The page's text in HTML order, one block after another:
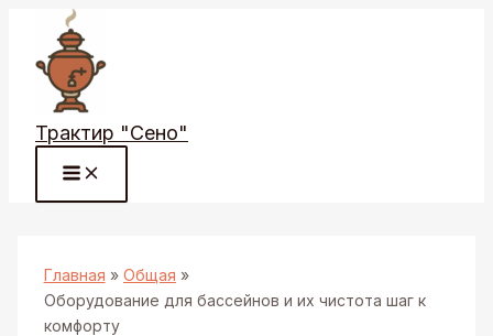
Перейти
содержимому
Трактир "Сено"
Главная
Общая
Оборудование для бассейнов и их чистота шаг к
комфорту